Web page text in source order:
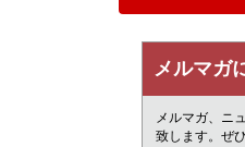
メルマガ
メルマガ、ニ
致します。ぜ